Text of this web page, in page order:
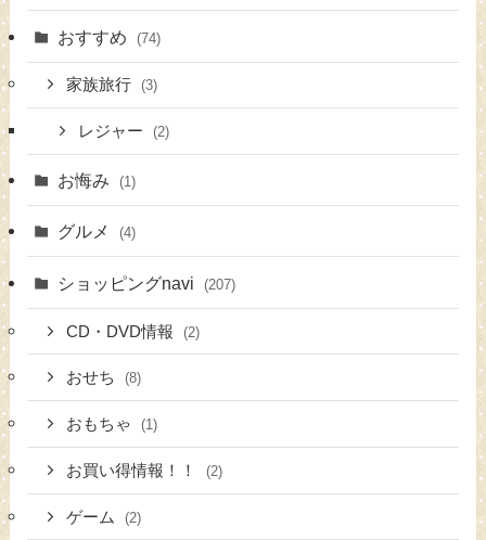
おすすめ (74)
家族旅行 (3)
レジャー (2)
お悔み (1)
グルメ (4)
ショッピングnavi (207)
CD・DVD情報 (2)
おせち (8)
おもちゃ (1)
お買い得情報！！ (2)
ゲーム (2)